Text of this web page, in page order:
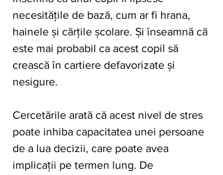
necesitățile de bază, cum ar fi hrana,
hainele și cărțile școlare. Și înseamnă că
este mai probabil ca acest copil să
crească în cartiere defavorizate și
nesigure.
Cercetările arată că acest nivel de stres
poate inhiba capacitatea unei persoane
de a lua decizii, care poate avea
implicații pe termen lung. De